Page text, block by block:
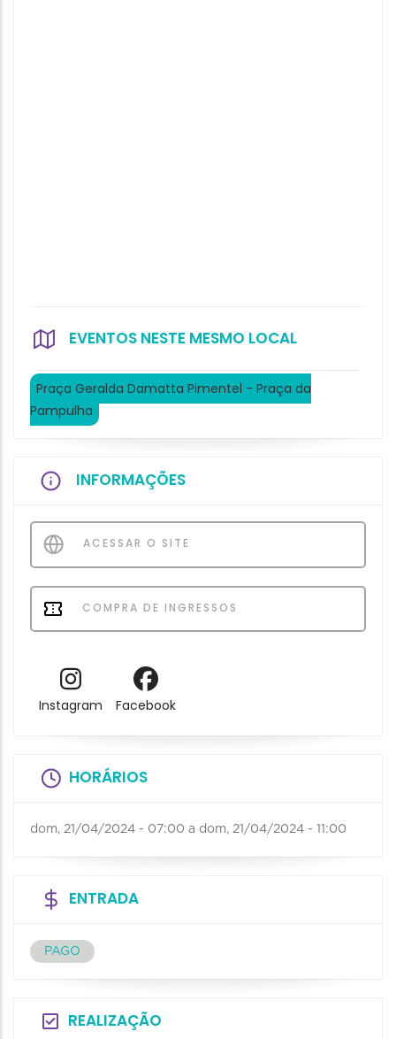
EVENTOS NESTE MESMO LOCAL
Praça Geralda Damatta Pimentel - Praça da
Pampulha
INFORMAÇÕES
ACESSAR O SITE
COMPRA DE INGRESSOS
Instagram Facebook
HORÁRIOS
dom, 21/04/2024 - 07:00 a dom, 21/04/2024 - 11:00
ENTRADA
PAGO
REALIZAÇÃO